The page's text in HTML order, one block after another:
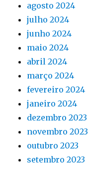
agosto 2024
julho 2024
junho 2024
maio 2024
abril 2024
março 2024
fevereiro 2024
janeiro 2024
dezembro 2023
novembro 2023
outubro 2023
setembro 2023